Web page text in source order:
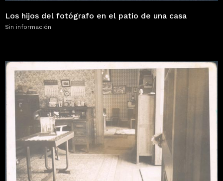
Los hijos del fotógrafo en el patio de una casa
Sin información